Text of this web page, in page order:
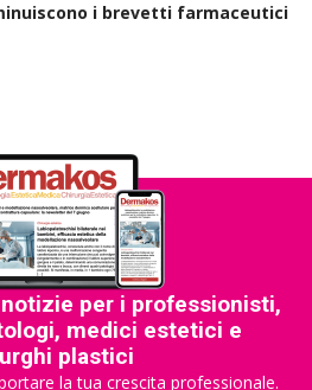
i brevetti farmaceutici
per i professionisti,
medici estetici e
plastici
la tua crescita professionale.